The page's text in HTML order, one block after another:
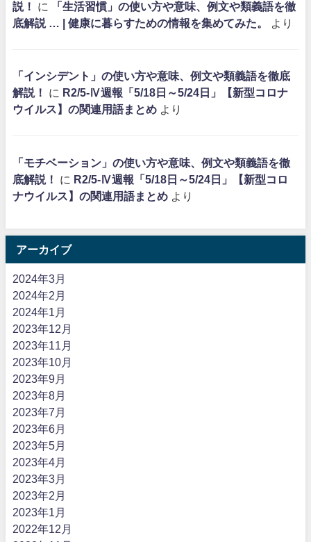
説！
に
「生活習慣」の使い方や意味、例文や類義語を徹
底解説 … | 健康に暮らすための情報を集めてみた。
より
「インシデント」の使い方や意味、例文や類義語を徹底
解説！
に R2/5-Ⅳ週報「5/18日～5/24日」【新型コロナ
ウイルス】の関連用語まとめ より
「モチベーション」の使い方や意味、例文や類義語を徹
底解説！
に R2/5-Ⅳ週報「5/18日～5/24日」【新型コロ
ナウイルス】の関連用語まとめ より
アーカイブ
2024年3月
2024年2月
2024年1月
2023年12月
2023年11月
2023年10月
2023年9月
2023年8月
2023年7月
2023年6月
2023年5月
2023年4月
2023年3月
2023年2月
2023年1月
2022年12月